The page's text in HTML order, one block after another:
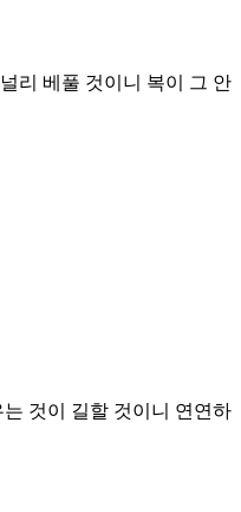
리 베풀 것이니 복이 그 안
것이 길할 것이니 연연하